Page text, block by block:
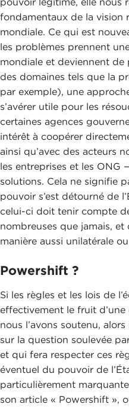
fondamentaux de la vision
mondiale. Ce qui est
les problèmes prennent
mondiale et deviennent de
des domaines tels que la
par exemple), une
s’avérer utile pour les
certaines agences
intérêt à coopérer
ainsi qu’avec des acteurs
les entreprises et les ONG
solutions. Cela ne signifie
pouvoir s’est détourné de
celui-ci doit tenir compte
nombreuses que jamais,
manière aussi unilatérale
Powershift ?
Si les règles et les lois de
effectivement le fruit
nous l’avons soutenu,
sur la question soulevée
et qui fera respecter ces
éventuel du pouvoir de
particulièrement
son article « Powershift »,